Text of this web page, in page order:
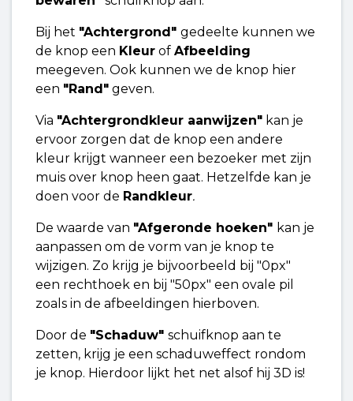
Bij het "Achtergrond" gedeelte kunnen we
de knop een Kleur of Afbeelding
meegeven. Ook kunnen we de knop hier
een "Rand" geven.
Via "Achtergrondkleur aanwijzen" kan je
ervoor zorgen dat de knop een andere
kleur krijgt wanneer een bezoeker met zijn
muis over knop heen gaat. Hetzelfde kan je
doen voor de Randkleur.
De waarde van "Afgeronde hoeken" kan je
aanpassen om de vorm van je knop te
wijzigen. Zo krijg je bijvoorbeeld bij "0px"
een rechthoek en bij "50px" een ovale pil
zoals in de afbeeldingen hierboven.
Door de "Schaduw" schuifknop aan te
zetten, krijg je een schaduweffect rondom
je knop. Hierdoor lijkt het net alsof hij 3D is!